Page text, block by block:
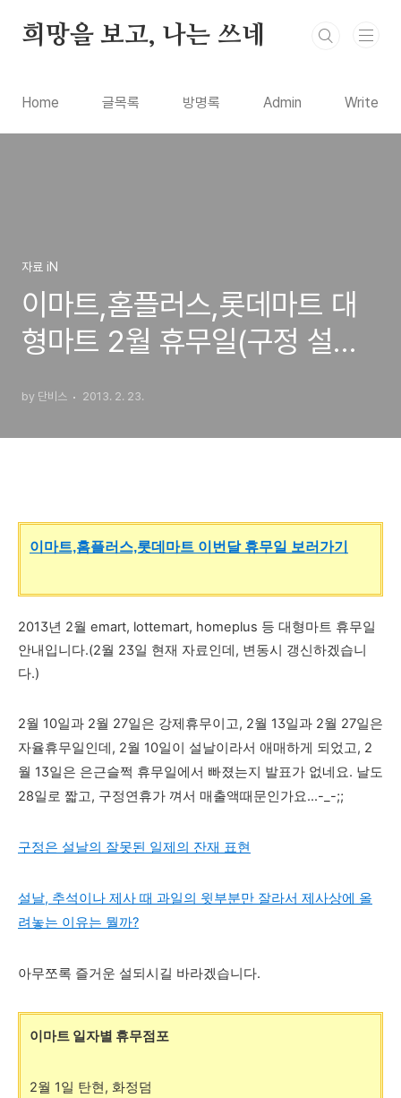
희망을 보고, 나는 쓰네
Home 글목록 방명록 Admin Write
자료 iN
이마트,홈플러스,롯데마트 대
형마트 2월 휴무일(구정 설날,
내)
by 단비스 2013. 2. 23.
이마트,홈플러스,롯데마트 이번달 휴무일 보러가기
2013년 2월 emart, lottemart, homeplus 등 대형마트 휴무일
안내입니다.(2월 23일 현재 자료인데, 변동시 갱신하겠습니
다.)
2월 10일과 2월 27일은 강제휴무이고, 2월 13일과 2월 27일은
자율휴무일인데, 2월 10일이 설날이라서 애매하게 되었고, 2
월 13일은 은근슬쩍 휴무일에서 빠졌는지 발표가 없네요. 날도
28일로 짧고, 구정연휴가 껴서 매출액때문인가요...-_-;;
구정은 설날의 잘못된 일제의 잔재 표현
설날, 추석이나 제사 때 과일의 윗부분만 잘라서 제사상에 올
려놓는 이유는 뭘까?
아무쪼록 즐거운 설되시길 바라겠습니다.
이마트 일자별 휴무점포
2월 1일 탄현, 화정덤